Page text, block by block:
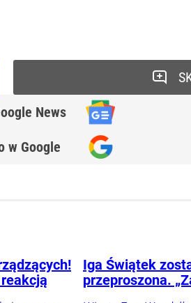
News
w Google
Iga Świątek
przeproszona.